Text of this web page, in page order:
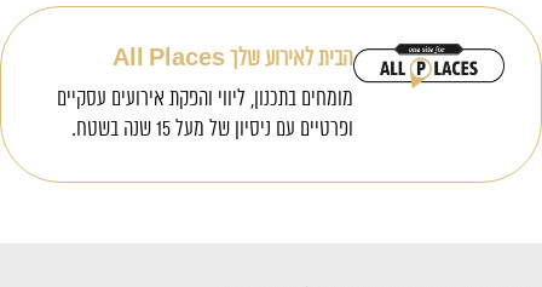
הבית לאירוע שלך All Places
מומחים בתכנון, ליווי והפקת אירועים עסקיים
ופרטיים עם ניסיון של מעל 15 שנה בשטח.